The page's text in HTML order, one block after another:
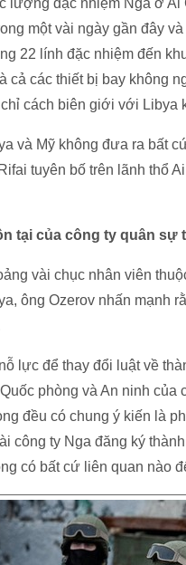
lượng đặc nhiệm Nga ở
một vài ngày gần đây
22 lính đặc nhiệm đến
cả các thiết bị bay không
cách biên giới với Libya
và Mỹ không đưa ra bất
tuyên bố trên lãnh thổ
tại của công ty quân sự
vài chục nhân viên
ông Ozerov nhấn mạnh
lực để thay đổi luật về
phòng và An ninh
đều có chung ý kiến là
công ty Nga đăng ký
có bất cứ liên quan nào